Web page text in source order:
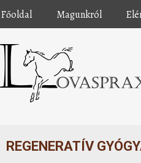
Főoldal Magunkról
REGENERATÍV